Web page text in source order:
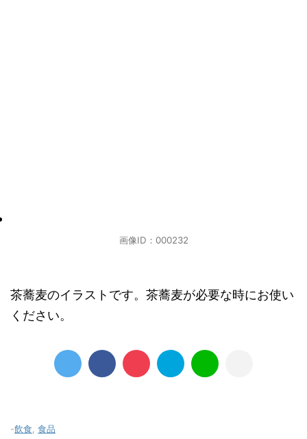
画像ID：000232
茶蕎麦のイラストです。茶蕎麦が必要な時にお使い
ください。
-飲食 食品